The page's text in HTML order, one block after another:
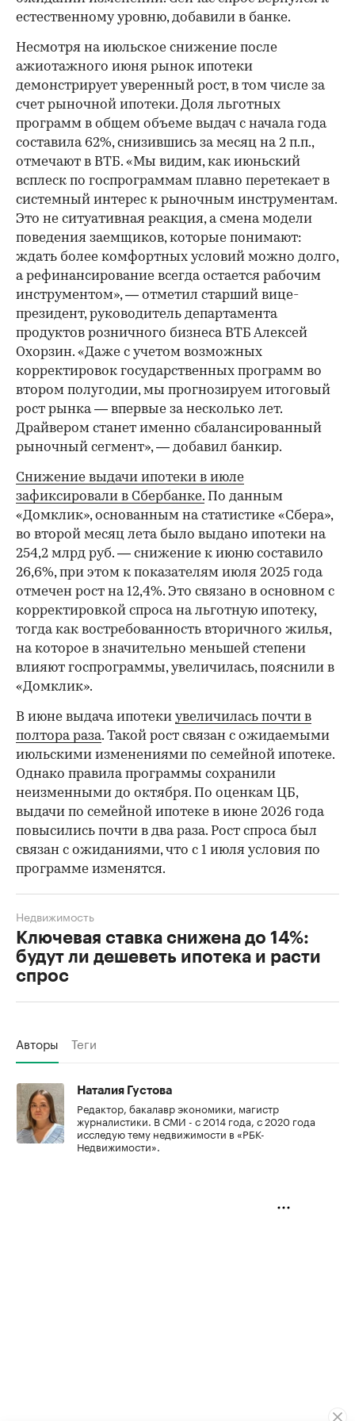
естественному уровню, добавили в банке.
Несмотря на июльское снижение после
ажиотажного июня рынок ипотеки
демонстрирует уверенный рост, в том числе за
счет рыночной ипотеки. Доля льготных
программ в общем объеме выдач с начала года
составила 62%, снизившись за месяц на 2 п.п.,
отмечают в ВТБ. «Мы видим, как июньский
всплеск по госпрограммам плавно перетекает в
системный интерес к рыночным инструментам.
Это не ситуативная реакция, а смена модели
поведения заемщиков, которые понимают:
ждать более комфортных условий можно долго,
а рефинансирование всегда остается рабочим
инструментом», — отметил старший вице-
президент, руководитель департамента
продуктов розничного бизнеса ВТБ Алексей
Охорзин. «Даже с учетом возможных
корректировок государственных программ во
втором полугодии, мы прогнозируем итоговый
рост рынка — впервые за несколько лет.
Драйвером станет именно сбалансированный
рыночный сегмент», — добавил банкир.
Снижение выдачи ипотеки в июле
зафиксировали в Сбербанке. По данным
«Домклик», основанным на статистике «Сбера»,
во второй месяц лета было выдано ипотеки на
254,2 млрд руб. — снижение к июню составило
26,6%, при этом к показателям июля 2025 года
отмечен рост на 12,4%. Это связано в основном с
корректировкой спроса на льготную ипотеку,
тогда как востребованность вторичного жилья,
на которое в значительно меньшей степени
влияют госпрограммы, увеличилась, пояснили в
«Домклик».
В июне выдача ипотеки увеличилась почти в
полтора раза. Такой рост связан с ожидаемыми
июльскими изменениями по семейной ипотеке.
Однако правила программы сохранили
неизменными до октября. По оценкам ЦБ,
выдачи по семейной ипотеке в июне 2026 года
повысились почти в два раза. Рост спроса был
связан с ожиданиями, что с 1 июля условия по
программе изменятся.
Ключевая ставка снижена до 14%:
будут ли дешеветь ипотека и расти
спрос
Недвижимость
Авторы Теги
Наталия Густова
Редактор, бакалавр экономики, магистр
журналистики. В СМИ - с 2014 года, с 2020 года
исследую тему недвижимости в «РБК-
Недвижимости».